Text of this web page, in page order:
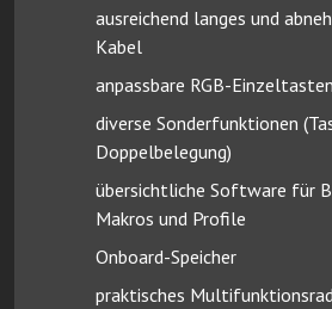
ausreichend langes und
Kabel
anpassbare RGB-
diverse Sonderfunktionen
Doppelbelegung)
übersichtliche Software für
Makros und Profile
Onboard-Speicher
praktisches